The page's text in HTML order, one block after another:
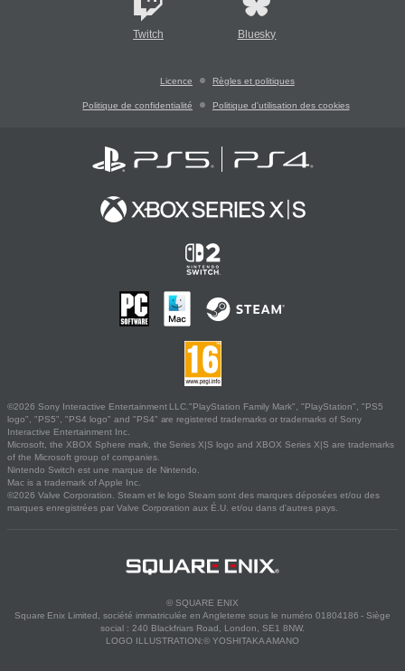
Twitch Bluesky
Licence Règles et politiques
Politique de confidentialité Politique d'utilisation des cookies
©2026 Sony Interactive Entertainment LLC."PlayStation Family Mark", "PlayStation", "PS5
logo", "PS5", "PS4 logo" and "PS4" are registered trademarks or trademarks of Sony
Interactive Entertainment Inc.
Microsoft, the XBOX Sphere mark, the Series X|S logo and XBOX Series X|S are trademarks
of the Microsoft group of companies.
Nintendo Switch est une marque de Nintendo.
Mac is a trademark of Apple Inc.
©2026 Valve Corporation. Steam et le logo Steam sont des marques déposées et/ou des
marques enregistrées par Valve Corporation aux É.U. et/ou dans d'autres pays.
© SQUARE ENIX
Square Enix Limited, société immatriculée en Angleterre sous le numéro 01804186 - Siège
social : 240 Blackfriars Road, London, SE1 8NW.
LOGO ILLUSTRATION:© YOSHITAKA AMANO